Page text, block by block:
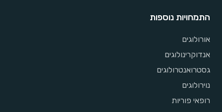
התמחויות נוספות
אורולוגים
אנדוקרינולוגים
גסטרואנטרולוגים
נוירולוגים
רופאי פוריות